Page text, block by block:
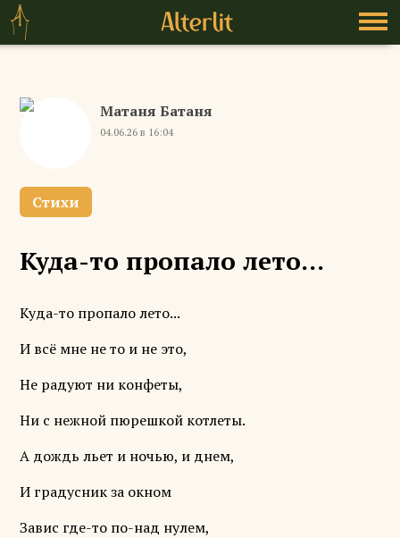
Матаня Батаня
04.06.26 в 16:04
Стихи
Куда-то пропало лето...
Куда-то пропало лето...
И всё мне не то и не это,
Не радуют ни конфеты,
Ни с нежной пюрешкой котлеты.
А дождь льет и ночью, и днем,
И градусник за окном
Завис где-то по-над нулем,